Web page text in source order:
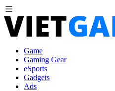
Game
Gaming Gear
eSports
Gadgets
Ads